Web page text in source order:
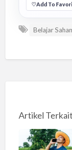
♡Add To
Belajar
Artikel Terkait